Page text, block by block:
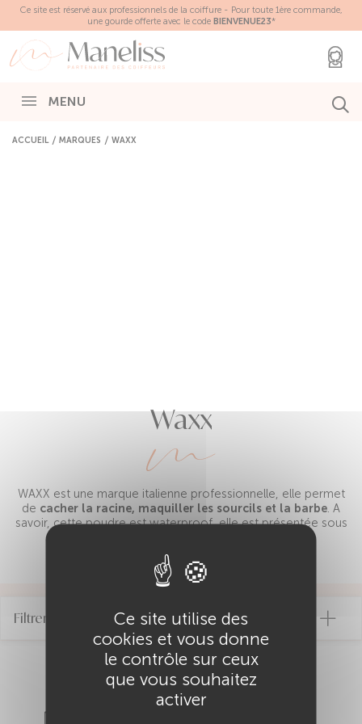
Ce site est réservé aux professionnels de la coiffure - Pour toute 1ère commande,
une gourde offerte avec le code BIENVENUE23*
MENU
ACCUEIL MARQUES WAXX
Waxx
WAXX est une marque italienne professionnelle, elle permet
de cacher la racine, maquiller les sourcils et la barbe. A
savoir, cette poudre est waterproof, elle est présentée sous
Filtrer par
Nos garanties
Panneau de gestion des cookies
Ce site utilise des
cookies et vous donne
le contrôle sur ceux
que vous souhaitez
activer